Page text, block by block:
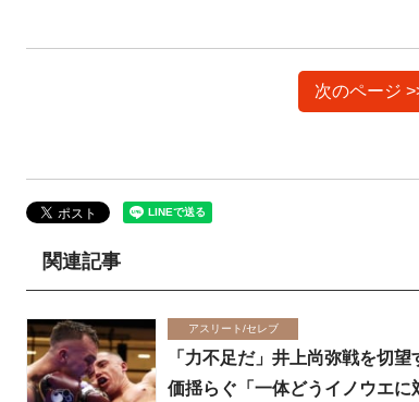
次のページ
関連記事
アスリート/セレブ
「力不足だ」井上尚弥戦を切
価揺らぐ「一体どうイノウエに